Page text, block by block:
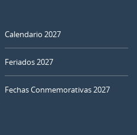
Calendario 2027
Feriados 2027
Fechas Conmemorativas 2027